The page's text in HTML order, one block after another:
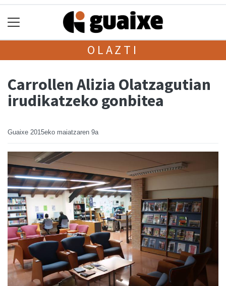
OLAZTI
Carrollen Alizia Olatzagutian
irudikatzeko gonbitea
Guaixe 2015eko maiatzaren 9a